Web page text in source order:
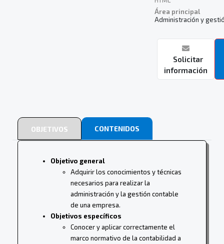
Área principal
Administración y
Solicitar
información
OBJETIVOS CONTENIDOS
Objetivo general
Adquirir los conocimientos y técnicas
necesarios para realizar la
administración y la gestión contable
de una empresa.
Objetivos específicos
Conocer y aplicar correctamente el
marco normativo de la contabilidad a